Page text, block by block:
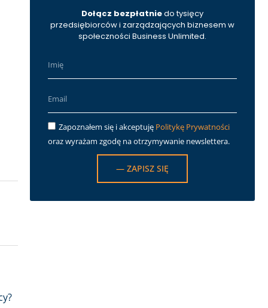
Dołącz bezpłatniedo tysięcy
przedsiębiorców i zarządzających biznesem w
społeczności Business Unlimited.
Zapoznałem się i akceptuję Politykę Prywatności
oraz wyrażam zgodę na otrzymywanie newslettera.
— ZAPISZ SIĘ